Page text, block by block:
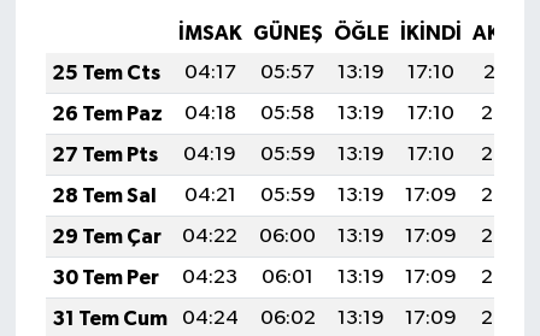
İMSAK GÜNEŞ ÖĞLE İKINDI
25 Tem Cts
04:17 05:57 13:19 17:10
20:31
26 Tem Paz
04:18 05:58 13:19 17:10
20:30
27 Tem Pts
04:19 05:59 13:19 17:10
20:29
28 Tem Sal
04:21 05:59 13:19 17:09
20:28
29 Tem Çar
04:22 06:00 13:19 17:09
20:27
30 Tem Per
04:23 06:01 13:19 17:09
20:26
31 Tem Cum
04:24 06:02 13:19 17:09
20:25